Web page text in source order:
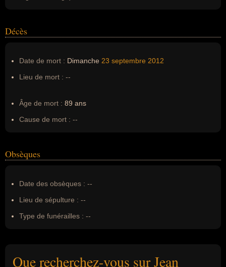
Décès
Date de mort : Dimanche 23 septembre 2012
Lieu de mort : --
Âge de mort : 89 ans
Cause de mort : --
Obsèques
Date des obsèques : --
Lieu de sépulture : --
Type de funérailles : --
Que recherchez-vous sur Jean